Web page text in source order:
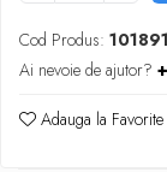
Cod Produs:
Ai nevoie de ajutor?
Adauga la Favorite